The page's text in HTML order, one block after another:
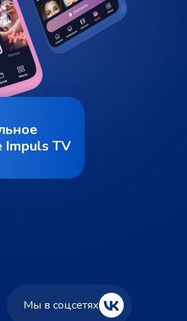
TV
Мы в соцсетях